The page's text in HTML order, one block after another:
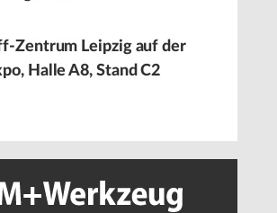
Zentrum Leipzig auf der
Halle A8, Stand C2